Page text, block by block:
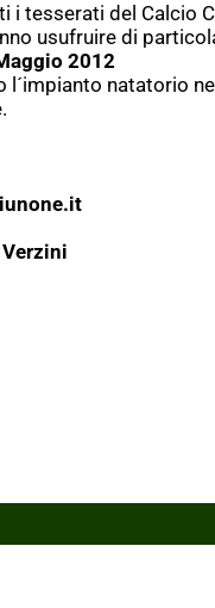
i tesserati del Calcio
usufruire di
2012
l´impianto natatorio